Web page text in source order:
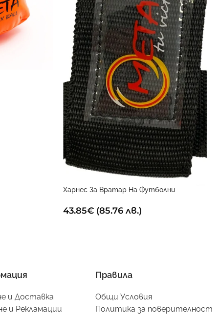
Харнес За Вратар На Футболни
43.85€ (85.76 лв.)
и Доставка
и Рекламации
Правила
Общи Условия
Политика за поверителност